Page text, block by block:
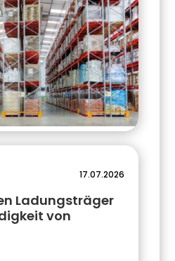
17.07.2026
Ladungsträger
von